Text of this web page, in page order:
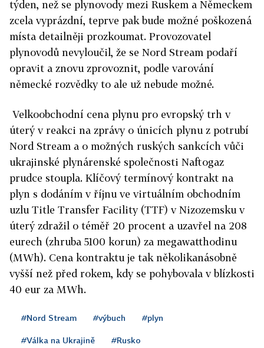
týden, než se plynovody mezi Ruskem a Německem
zcela vyprázdní, teprve pak bude možné poškozená
místa detailněji prozkoumat. Provozovatel
plynovodů nevyloučil, že se Nord Stream podaří
opravit a znovu zprovoznit, podle varování
německé rozvědky to ale už nebude možné.
Velkoobchodní cena plynu pro evropský trh v
úterý v reakci na zprávy o únicích plynu z potrubí
Nord Stream a o možných ruských sankcích vůči
ukrajinské plynárenské společnosti Naftogaz
prudce stoupla. Klíčový termínový kontrakt na
plyn s dodáním v říjnu ve virtuálním obchodním
uzlu Title Transfer Facility (TTF) v Nizozemsku v
úterý zdražil o téměř 20 procent a uzavřel na 208
eurech (zhruba 5100 korun) za megawatthodinu
(MWh). Cena kontraktu je tak několikanásobně
vyšší než před rokem, kdy se pohybovala v blízkosti
40 eur za MWh.
#Nord Stream #výbuch #plyn
#Válka na Ukrajině #Rusko